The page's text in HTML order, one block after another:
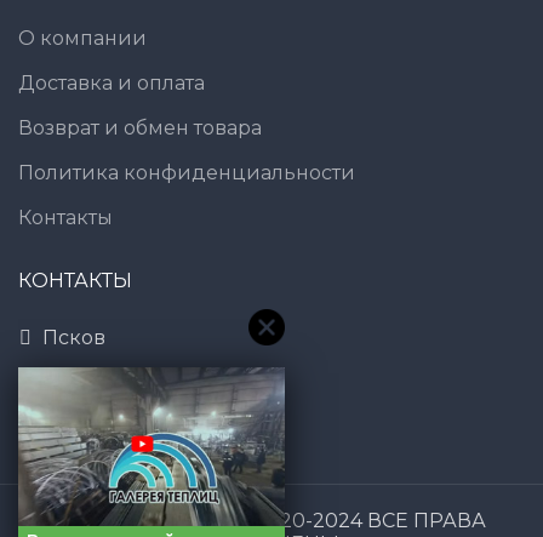
О компании
Доставка и оплата
Возврат и обмен товара
Политика конфиденциальности
Контакты
КОНТАКТЫ
Псков
8 (800) 600-83-54
7@gt101.ru
Галерея Теплиц
2020-2024 ВСЕ ПРАВА